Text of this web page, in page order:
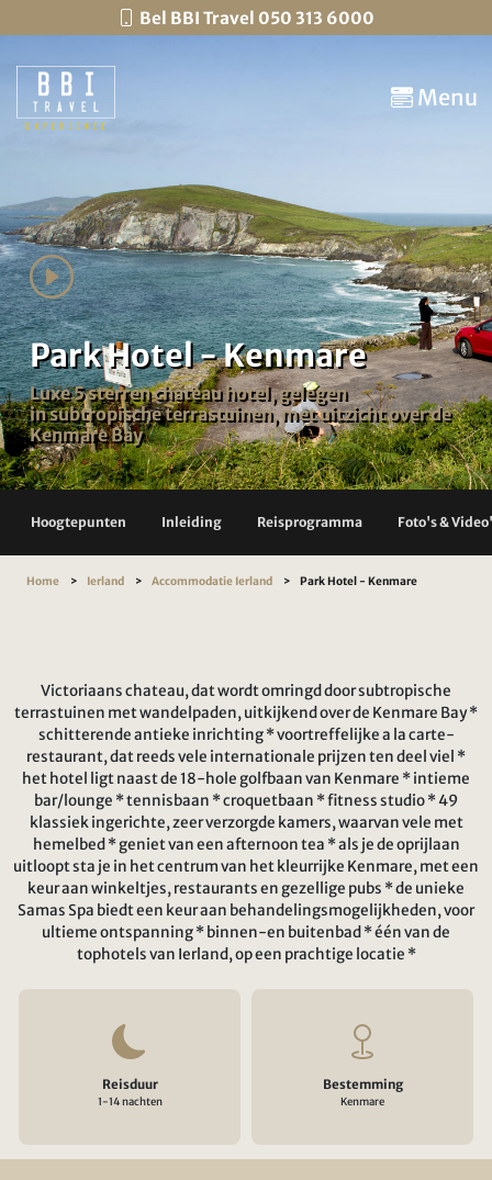
Bel BBI Travel 050 313 6000
Menu
Park Hotel - Kenmare
Luxe 5 sterren chateau hotel, gelegen
in subtropische terrastuinen, met uitzicht over de
Kenmare Bay
Hoogtepunten Inleiding Reisprogramma Foto's &
Home Ierland Accommodatie Ierland Park Hotel - Kenmare
Victoriaans chateau, dat wordt omringd door subtropische
terrastuinen met wandelpaden, uitkijkend over de Kenmare Bay *
schitterende antieke inrichting * voortreffelijke a la carte-
restaurant, dat reeds vele internationale prijzen ten deel viel *
het hotel ligt naast de 18-hole golfbaan van Kenmare * intieme
bar/lounge * tennisbaan * croquetbaan * fitness studio * 49
klassiek ingerichte, zeer verzorgde kamers, waarvan vele met
hemelbed * geniet van een afternoon tea * als je de oprijlaan
uitloopt sta je in het centrum van het kleurrijke Kenmare, met een
keur aan winkeltjes, restaurants en gezellige pubs * de unieke
Samas Spa biedt een keur aan behandelingsmogelijkheden, voor
ultieme ontspanning * binnen-en buitenbad * één van de
tophotels van Ierland, op een prachtige locatie *
Reisduur
1-14 nachten
Bestemming
Kenmare